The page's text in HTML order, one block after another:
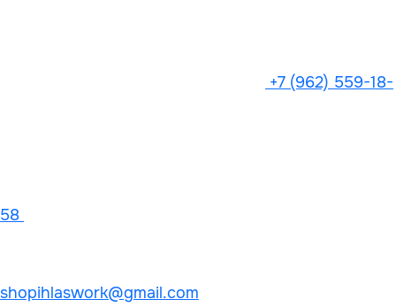
+7 (962) 559-18-
58
shopihlaswork@gmail.com